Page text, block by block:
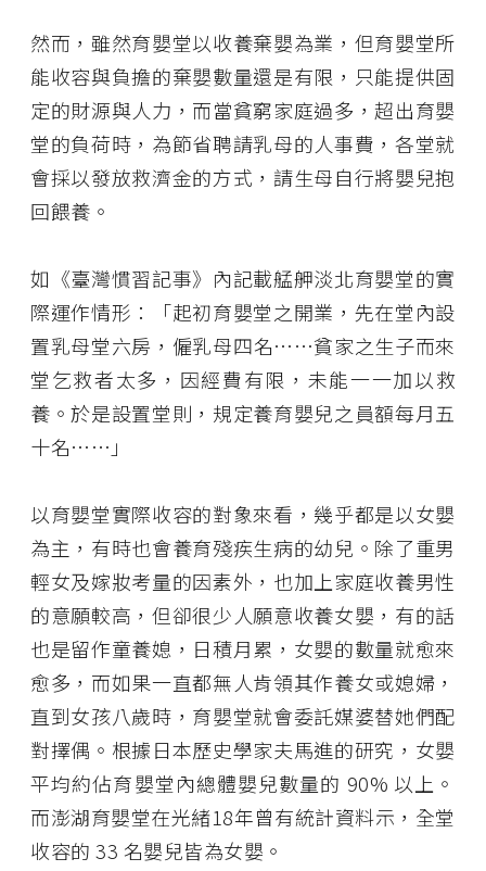
然而，雖然育嬰堂以收養棄嬰為業，但育嬰堂所
能收容與負擔的棄嬰數量還是有限，只能提供固
定的財源與人力，而當貧窮家庭過多，超出育嬰
堂的負荷時，為節省聘請乳母的人事費，各堂就
會採以發放救濟金的方式，請生母自行將嬰兒抱
回餵養。
如《臺灣慣習記事》內記載艋舺淡北育嬰堂的實
際運作情形：「起初育嬰堂之開業，先在堂內設
置乳母堂六房，僱乳母四名⋯⋯貧家之生子而來
堂乞救者太多，因經費有限，未能一一加以救
養。於是設置堂則，規定養育嬰兒之員額每月五
十名⋯⋯」
以育嬰堂實際收容的對象來看，幾乎都是以女嬰
為主，有時也會養育殘疾生病的幼兒。除了重男
輕女及嫁妝考量的因素外，也加上家庭收養男性
的意願較高，但卻很少人願意收養女嬰，有的話
也是留作童養媳，日積月累，女嬰的數量就愈來
愈多，而如果一直都無人肯領其作養女或媳婦，
直到女孩八歲時，育嬰堂就會委託媒婆替她們配
對擇偶。根據日本歷史學家夫馬進的研究，女嬰
平均約佔育嬰堂內總體嬰兒數量的 90% 以上。
而澎湖育嬰堂在光緒18年曾有統計資料示，全堂
收容的 33 名嬰兒皆為女嬰。